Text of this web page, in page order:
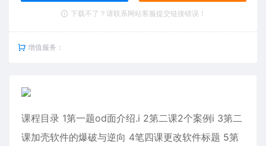
下载不了？请联系网站客服提交链接错误！
增值服务：
课程目录 1第一题od面介绍.i 2第二课2个案例i 3第二
课加壳软件的爆破与逆向 4笔四课更改软件标题 5第